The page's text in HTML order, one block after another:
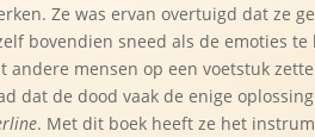
Ze was ervan overtuigd dat ze
bovendien sneed als de emoties te
mensen op een voetstuk
dat de dood vaak de enige
. Met dit boek heeft ze het